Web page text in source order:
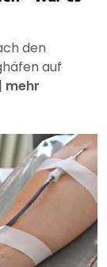
den
auf
| mehr